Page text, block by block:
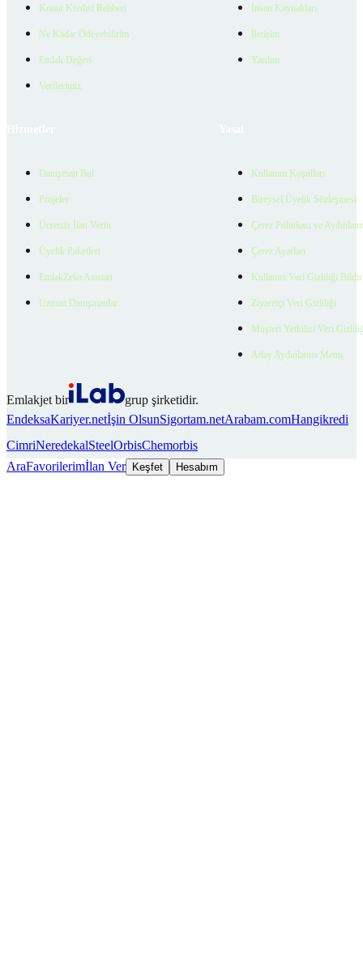
Konut Kredisi Rehberi
Ne Kadar Ödeyebilirim
Emlak Değeri
Verilerimiz
İnsan Kaynakları
İletişim
Yardım
Danışman Bul
Projeler
Ücretsiz İlan Verin
Üyelik Paketleri
EmlakZeka Asistan
Uzman Danışmanlar
Kullanım Koşulları
Bireysel Üyelik Sözleşmesi
Çerez Politikası ve
Çerez Ayarları
Kullanıcı Veri Gizliliği
Ziyaretçi Veri Gizliliği
Müşteri Yetkilisi Veri
Aday Aydınlatma Metni
Emlakjet bir
grup şirketidir.
EndeksaKariyer.netİşin OlsunSigortam.netArabam.comHangikredi
CimriNeredekalSteelOrbisChemorbis
AraFavorilerimİlan Ver Keşfet Hesabım